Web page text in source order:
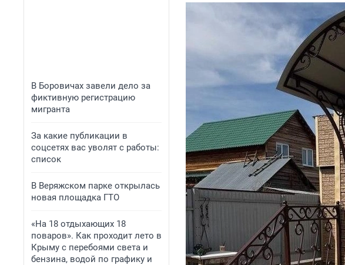
В Боровичах завели дело за
фиктивную регистрацию
мигранта
За какие публикации в
соцсетях вас уволят с работы:
список
В Веряжском парке открылась
новая площадка ГТО
«На 18 отдыхающих 18
поваров». Как проходит лето в
Крыму с перебоями света и
бензина, водой по графику и